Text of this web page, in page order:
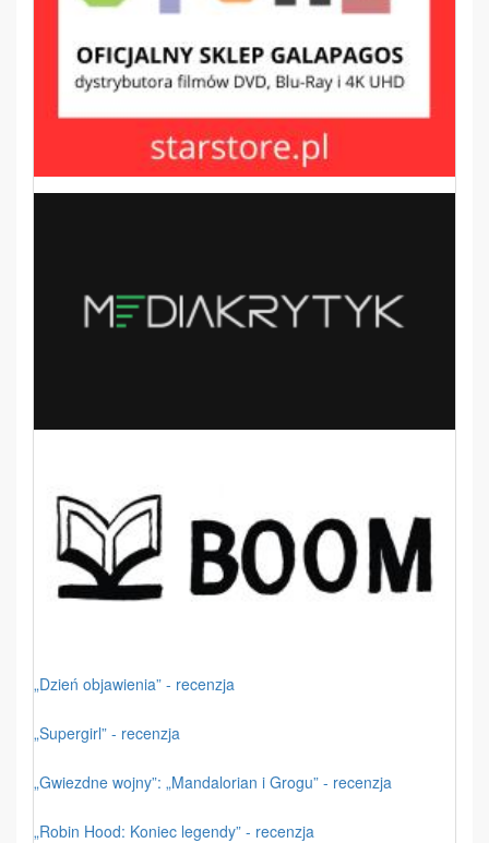
„Dzień objawienia” - recenzja
„Supergirl” - recenzja
„Gwiezdne wojny”: „Mandalorian i Grogu” - recenzja
„Robin Hood: Koniec legendy” - recenzja